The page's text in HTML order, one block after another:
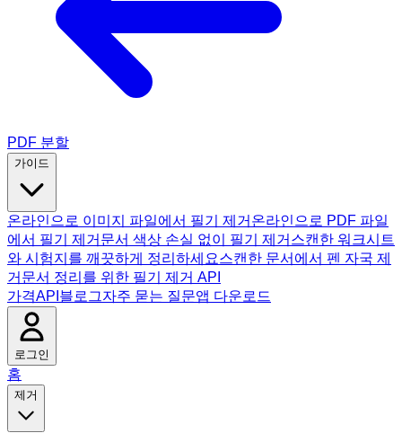
PDF 분할
가이드
온라인으로 이미지 파일에서 필기 제거 온라인으로 PDF 파일
에서 필기 제거 문서 색상 손실 없이 필기 제거 스캔한 워크시트
와 시험지를 깨끗하게 정리하세요스캔한 문서에서 펜 자국 제
거 문서 정리를 위한 필기 제거 API
가격API 블로그자주 묻는 질문앱 다운로드
로그인
홈
제거